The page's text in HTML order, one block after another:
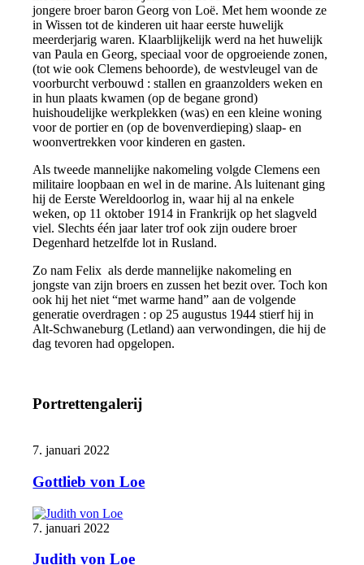
jongere broer baron Georg von Loë. Met hem woonde ze
in Wissen tot de kinderen uit haar eerste huwelijk
meerderjarig waren. Klaarblijkelijk werd na het huwelijk
van Paula en Georg, speciaal voor de opgroeiende zonen,
(tot wie ook Clemens behoorde), de westvleugel van de
voorburcht verbouwd : stallen en graanzolders weken en
in hun plaats kwamen (op de begane grond)
huishoudelijke werkplekken (was) en een kleine woning
voor de portier en (op de bovenverdieping) slaap- en
woonvertrekken voor kinderen en gasten.
Als tweede mannelijke nakomeling volgde Clemens een
militaire loopbaan en wel in de marine. Als luitenant ging
hij de Eerste Wereldoorlog in, waar hij al na enkele
weken, op 11 oktober 1914 in Frankrijk op het slagveld
viel. Slechts één jaar later trof ook zijn oudere broer
Degenhard hetzelfde lot in Rusland.
Zo nam Felix als derde mannelijke nakomeling en
jongste van zijn broers en zussen het bezit over. Toch kon
ook hij het niet “met warme hand” aan de volgende
generatie overdragen : op 25 augustus 1944 stierf hij in
Alt-Schwaneburg (Letland) aan verwondingen, die hij de
dag tevoren had opgelopen.
Portrettengalerij
7. januari 2022
Gottlieb von Loe
7. januari 2022
Judith von Loe